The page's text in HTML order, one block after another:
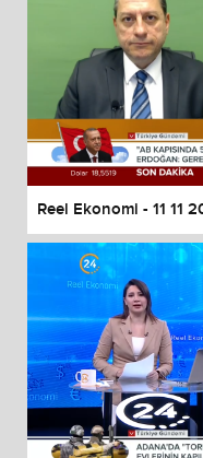
Reel Ekonomi - 11 11